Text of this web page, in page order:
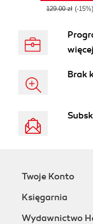
129.00 zł (-15%)
Brak
Twoje Konto
Księgarnia
Wydawnictwo